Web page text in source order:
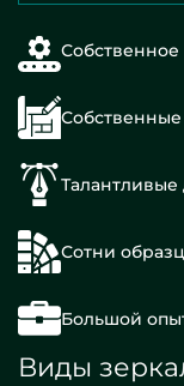
Сотни
Большой
Виды